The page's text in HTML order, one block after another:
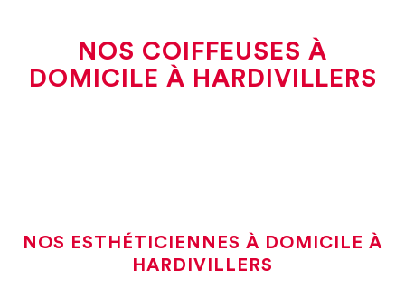
NOS COIFFEUSES À
DOMICILE À HARDIVILLERS
NOS ESTHÉTICIENNES À DOMICILE À
HARDIVILLERS